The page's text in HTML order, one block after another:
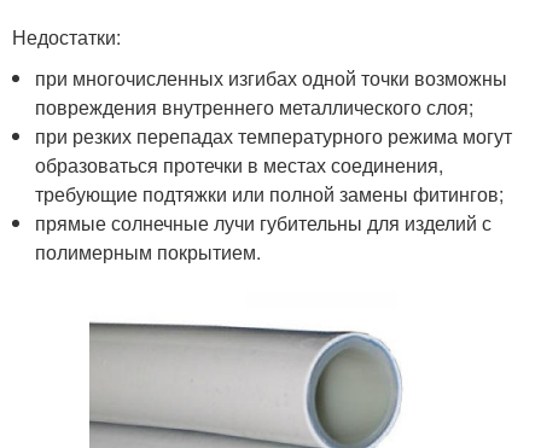
Недостатки:
при многочисленных изгибах одной точки возможны
повреждения внутреннего металлического слоя;
при резких перепадах температурного режима могут
образоваться протечки в местах соединения,
требующие подтяжки или полной замены фитингов;
прямые солнечные лучи губительны для изделий с
полимерным покрытием.